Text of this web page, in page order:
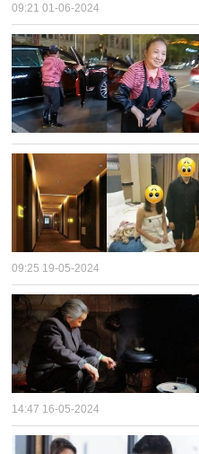
09:21 01-06-2024
09:25 19-05-2024
14:47 16-05-2024